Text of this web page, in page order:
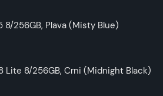
8/256GB, Plava (Misty Blue)
Lite 8/256GB, Crni (Midnight Black)